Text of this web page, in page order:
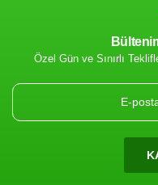
Ürün
Özel Gün ve Sınırlı